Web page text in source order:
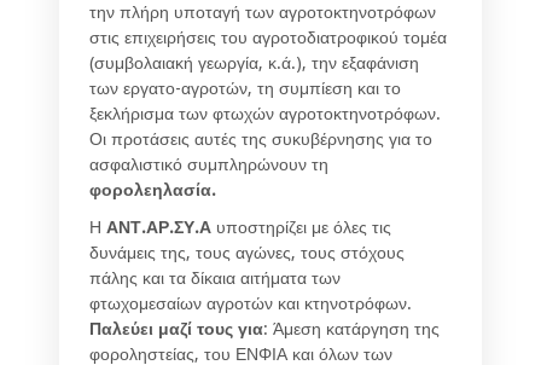
την πλήρη υποταγή των αγροτοκτηνοτρόφων
στις επιχειρήσεις του αγροτοδιατροφικού τομέα
(συμβολαιακή γεωργία, κ.ά.), την εξαφάνιση
των εργατο-αγροτών, τη συμπίεση και το
ξεκλήρισμα των φτωχών αγροτοκτηνοτρόφων.
Οι προτάσεις αυτές της συκυβέρνησης για το
ασφαλιστικό συμπληρώνουν τη
φορολεηλασία.
Η ΑΝΤ.ΑΡ.ΣΥ.Α υποστηρίζει με όλες τις
δυνάμεις της, τους αγώνες, τους στόχους
πάλης και τα δίκαια αιτήματα των
φτωχομεσαίων αγροτών και κτηνοτρόφων.
Παλεύει μαζί τους για: Άμεση κατάργηση της
φοροληστείας, του ΕΝΦΙΑ και όλων των